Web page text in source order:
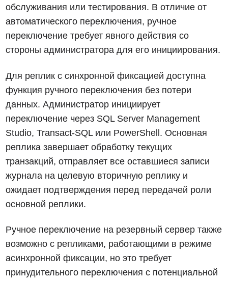
обслуживания или тестирования. В отличие от
автоматического переключения, ручное
переключение требует явного действия со
стороны администратора для его инициирования.
Для реплик с синхронной фиксацией доступна
функция ручного переключения без потери
данных. Администратор инициирует
переключение через SQL Server Management
Studio, Transact-SQL или PowerShell. Основная
реплика завершает обработку текущих
транзакций, отправляет все оставшиеся записи
журнала на целевую вторичную реплику и
ожидает подтверждения перед передачей роли
основной реплики.
Ручное переключение на резервный сервер также
возможно с репликами, работающими в режиме
асинхронной фиксации, но это требует
принудительного переключения с потенциальной